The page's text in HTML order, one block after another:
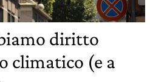
diritto
climatico (e a